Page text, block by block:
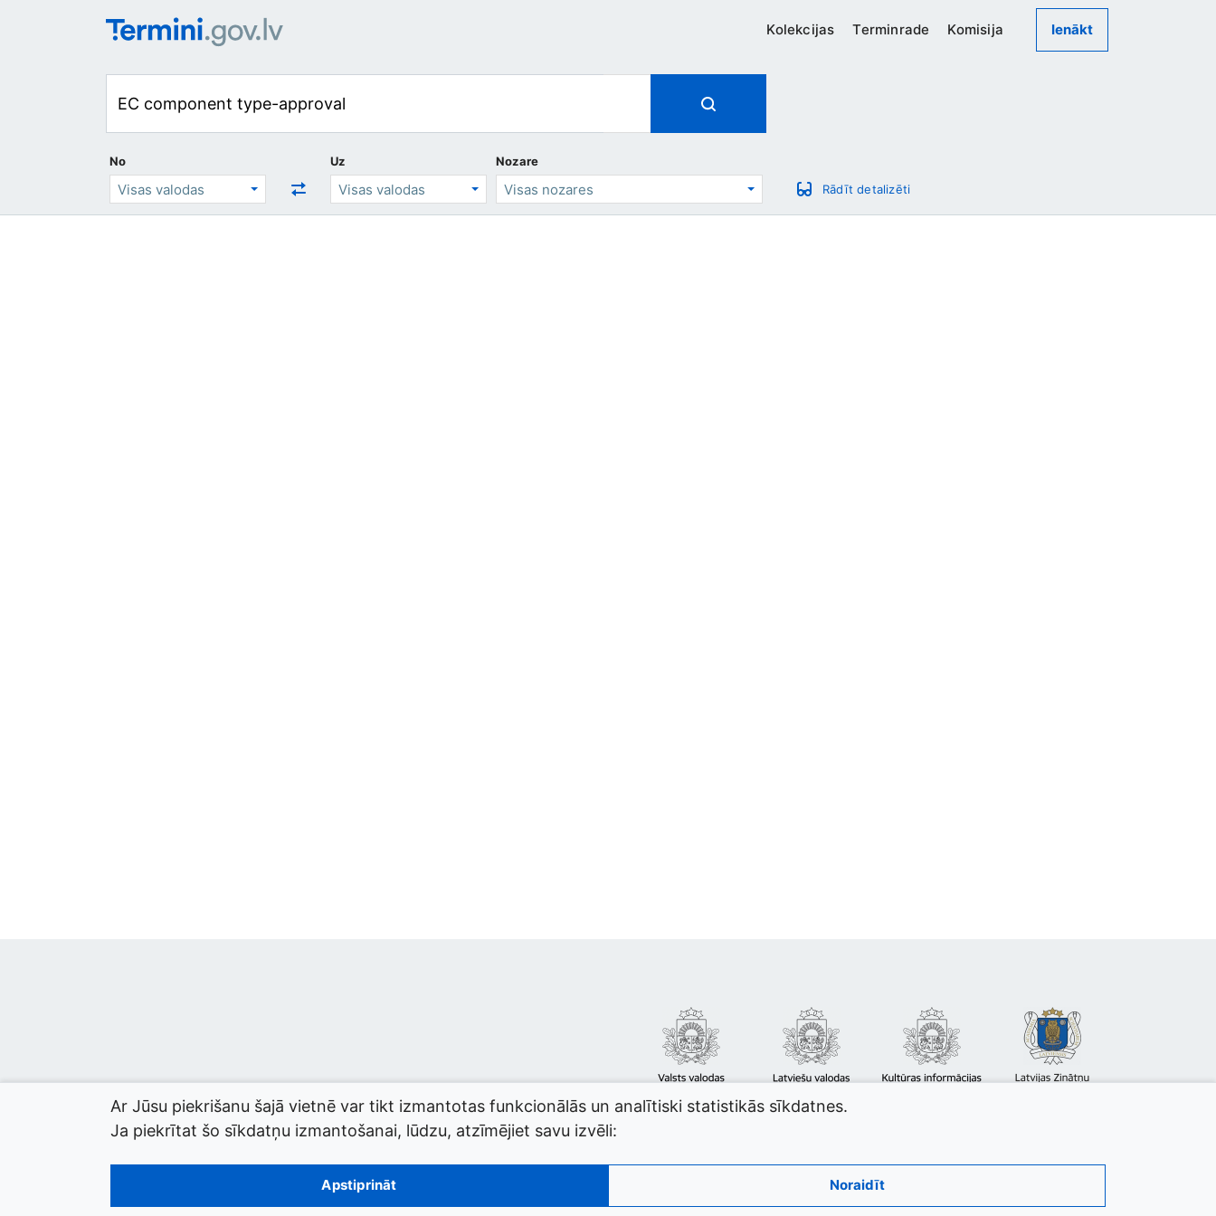
Kolekcijas Terminrade Komisija Ienākt
No Uz
Nozare
Rādīt detalizēti
© 2026 termini.gov.lv. Izstrādātājs:
Ar Jūsu piekrišanu šajā vietnē var tikt izmantotas funkcionālās un analītiski statistikās sīkdatnes.
Ja piekrītat šo sīkdatņu izmantošanai, lūdzu, atzīmējiet savu izvēli:
Apstiprināt Noraidīt